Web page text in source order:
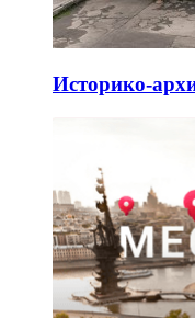
Историко-